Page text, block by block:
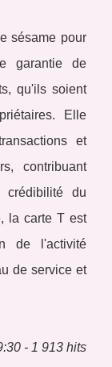
sésame pour
garantie de
qu'ils soient
Elle
et
contribuant
du
la carte T est
de l'activité
de service et
- 1 913 hits